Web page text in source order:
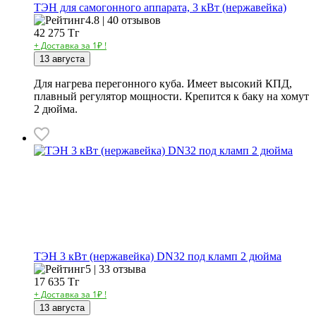
ТЭН для самогонного аппарата, 3 кВт (нержавейка)
4.8 | 40 отзывов
42 275 Тг
+ Доставка за 1₽ !
13 августа
Для нагрева перегонного куба. Имеет высокий КПД,
плавный регулятор мощности. Крепится к баку на хомут
2 дюйма.
ТЭН 3 кВт (нержавейка) DN32 под кламп 2 дюйма
5 | 33 отзыва
17 635 Тг
+ Доставка за 1₽ !
13 августа